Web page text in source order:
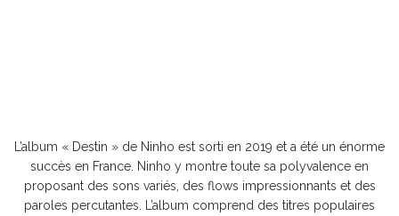
L’album « Destin » de Ninho est sorti en 2019 et a été un énorme
succès en France. Ninho y montre toute sa polyvalence en
proposant des sons variés, des flows impressionnants et des
paroles percutantes. L’album comprend des titres populaires